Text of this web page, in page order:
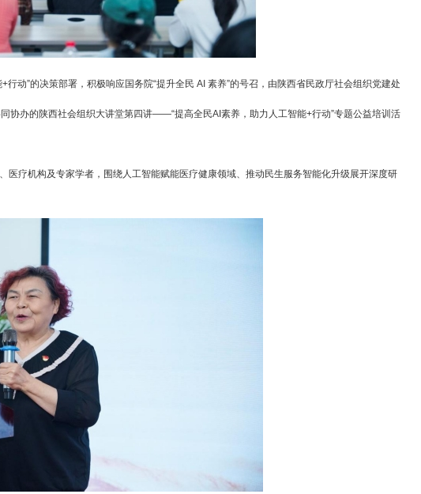
行动”的决策部署，积极响应国务院“提升全民 AI 素养”的号召，由陕西省民政厅社会组织党建处
协办的陕西社会组织大讲堂第四讲——“提高全民AI素养，助力人工智能+行动”专题公益培训活
医疗机构及专家学者，围绕人工智能赋能医疗健康领域、推动民生服务智能化升级展开深度研